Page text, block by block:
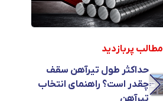
مطالب پربازدید
حداکثر طول تیرآهن سقف
چقدر است؟ راهنمای انتخاب
تیرآهن